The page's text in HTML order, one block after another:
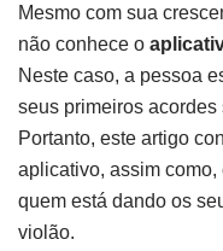
Mesmo com sua
não conhece o
Neste caso, a pessoa
seus primeiros
Portanto, este artigo
aplicativo, assim
quem está dando os
violão.